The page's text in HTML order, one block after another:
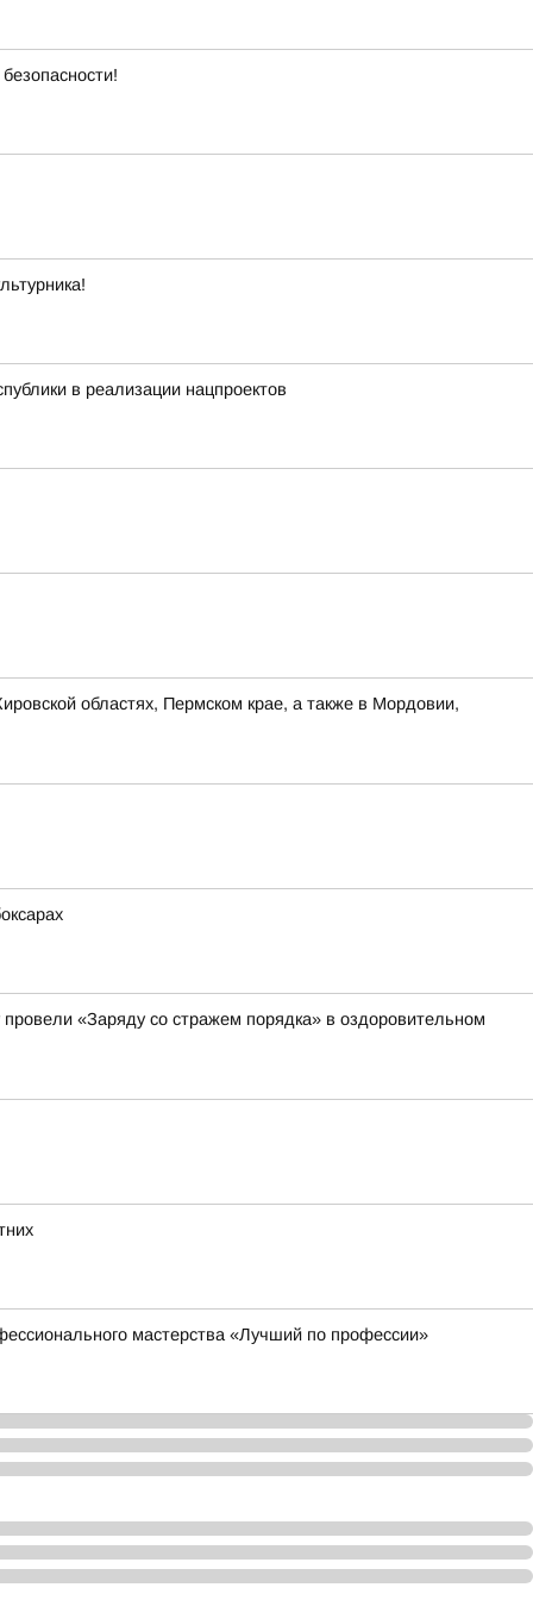
в реализации нацпроектов
областях, Пермском крае, а также в Мордовии,
«Заряду со стражем порядка» в оздоровительном
мастерства «Лучший по профессии»